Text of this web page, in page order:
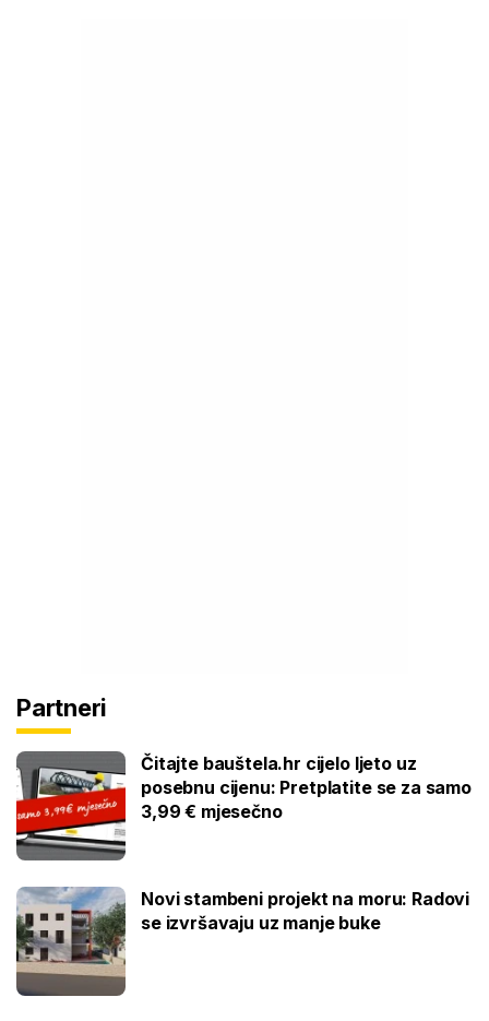
Partneri
Čitajte bauštela.hr cijelo ljeto uz
posebnu cijenu: Pretplatite se za samo
3,99 € mjesečno
Novi stambeni projekt na moru: Radovi
se izvršavaju uz manje buke